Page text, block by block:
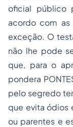
oficial público
acordo com as
exceção. O
não lhe pode
que, para o
pondera
pelo segredo
que evita ódios
ou parentes e